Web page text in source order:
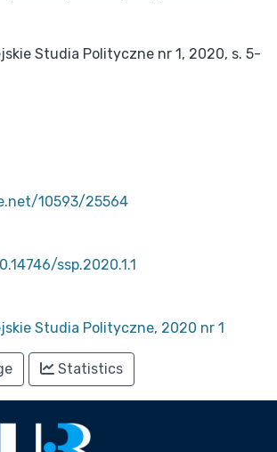
Studia Polityczne nr 1, 2020, s. 5-
10593/25564
ssp.2020.1.1
Studia Polityczne, 2020 nr 1
Statistics